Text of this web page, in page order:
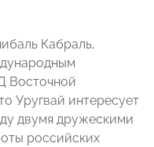
Кабраль,
Восточной
Уругвай интересует
двумя дружескими
российских